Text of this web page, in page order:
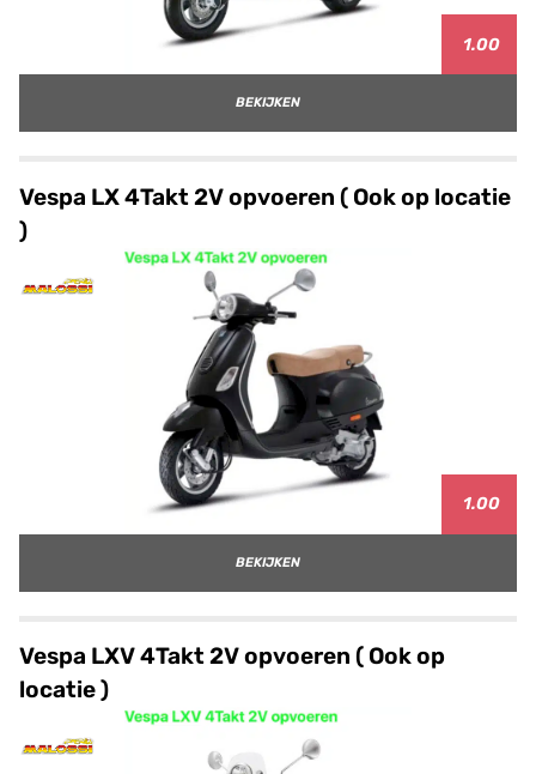
1.00
BEKIJKEN
Vespa LX 4Takt 2V opvoeren ( Ook op locatie
)
1.00
BEKIJKEN
Vespa LXV 4Takt 2V opvoeren ( Ook op
locatie )